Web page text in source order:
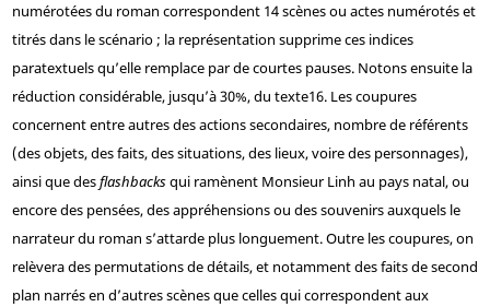
numérotées du roman correspondent 14 scènes ou actes numérotés et
titrés dans le scénario ; la représentation supprime ces indices
paratextuels qu’elle remplace par de courtes pauses. Notons ensuite la
réduction considérable, jusqu’à 30%, du texte16. Les coupures
concernent entre autres des actions secondaires, nombre de référents
(des objets, des faits, des situations, des lieux, voire des personnages),
ainsi que desflashbacksqui ramènent Monsieur Linh au pays natal, ou
encore des pensées, des appréhensions ou des souvenirs auxquels le
narrateur du roman s’attarde plus longuement. Outre les coupures, on
relèvera des permutations de détails, et notamment des faits de second
plan narrés en d’autres scènes que celles qui correspondent aux